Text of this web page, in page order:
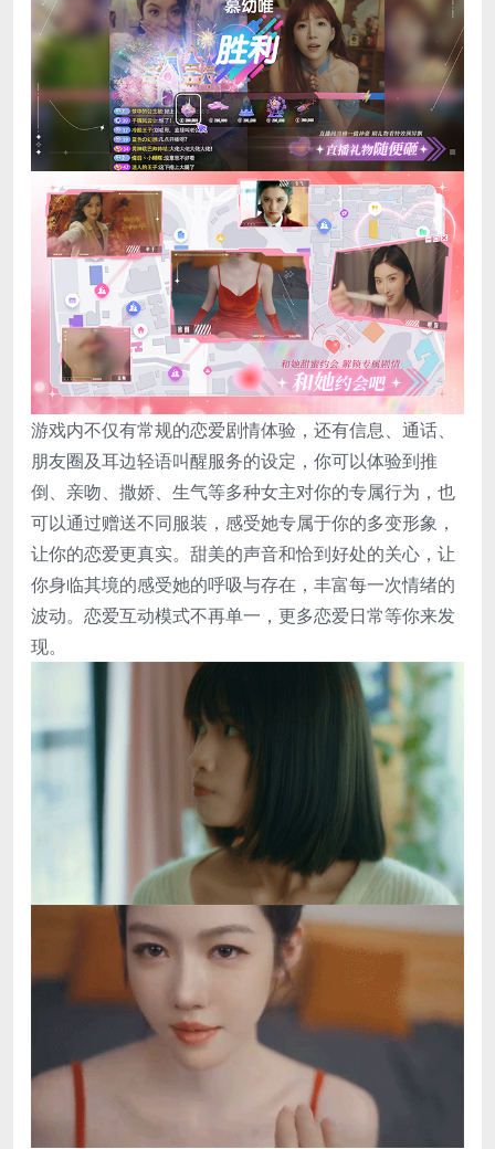
游戏内不仅有常规的恋爱剧情体验，还有信息、通话、
朋友圈及耳边轻语叫醒服务的设定，你可以体验到推
倒、亲吻、撒娇、生气等多种女主对你的专属行为，也
可以通过赠送不同服装，感受她专属于你的多变形象，
让你的恋爱更真实。甜美的声音和恰到好处的关心，让
你身临其境的感受她的呼吸与存在，丰富每一次情绪的
波动。恋爱互动模式不再单一，更多恋爱日常等你来发
现。